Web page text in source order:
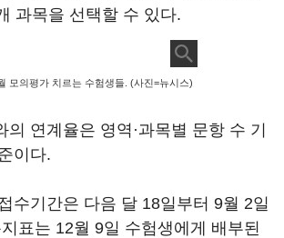
과목을 선택할 수 있다.
모의평가 치르는 수험생들. (사진=뉴시스)
의 연계율은 영역·과목별 문항 수 기
이다.
수기간은 다음 달 18일부터 9월 2일
표는 12월 9일 수험생에게 배부된